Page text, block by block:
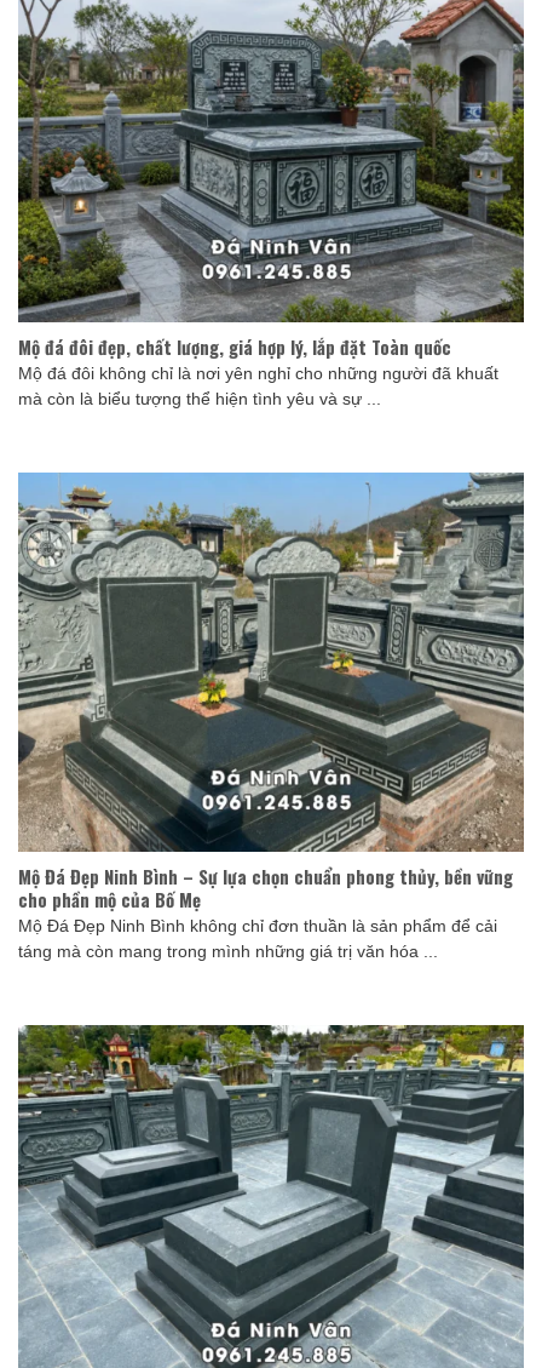
Mộ đá đôi đẹp, chất lượng, giá hợp lý, lắp đặt Toàn quốc
Mộ đá đôi không chỉ là nơi yên nghỉ cho những người đã khuất
mà còn là biểu tượng thể hiện tình yêu và sự ...
Mộ Đá Đẹp Ninh Bình – Sự lựa chọn chuẩn phong thủy, bền vững
cho phần mộ của Bố Mẹ
Mộ Đá Đẹp Ninh Bình không chỉ đơn thuần là sản phẩm để cải
táng mà còn mang trong mình những giá trị văn hóa ...